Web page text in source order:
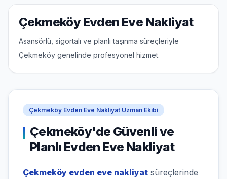
Çekmeköy Evden Eve Nakliyat
Asansörlü, sigortalı ve planlı taşınma süreçleriyle
Çekmeköy genelinde profesyonel hizmet.
Çekmeköy Evden Eve Nakliyat Uzman Ekibi
Çekmeköy'de Güvenli ve
Planlı Evden Eve Nakliyat
Çekmeköy evden eve nakliyat süreçlerinde